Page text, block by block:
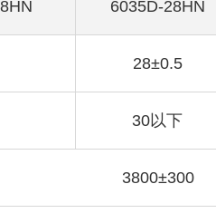
6035D-28HN
28±0.5
30以下
3800±300